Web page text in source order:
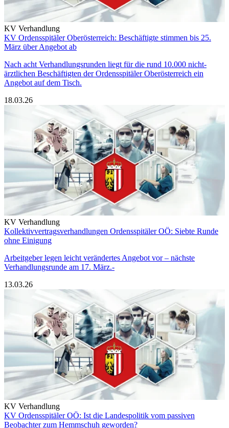
KV Verhandlung
KV Ordensspitäler Oberösterreich: Beschäftigte stimmen bis 25.
März über Angebot ab
Nach acht Verhandlungsrunden liegt für die rund 10.000 nicht-
ärztlichen Beschäftigten der Ordensspitäler Oberösterreich ein
Angebot auf dem Tisch.
18.03.26
KV Verhandlung
Kollektivvertragsverhandlungen Ordensspitäler OÖ: Siebte Runde
ohne Einigung
Arbeitgeber legen leicht verändertes Angebot vor – nächste
Verhandlungsrunde am 17. März.-
13.03.26
KV Verhandlung
KV Ordensspitäler OÖ: Ist die Landespolitik vom passiven
Beobachter zum Hemmschuh geworden?